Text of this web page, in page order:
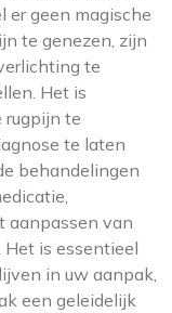
er geen magische
te genezen, zijn
te
Het is
rugpijn te
te laten
behandelingen
aanpassen van
is essentieel
in uw aanpak,
een geleidelijk